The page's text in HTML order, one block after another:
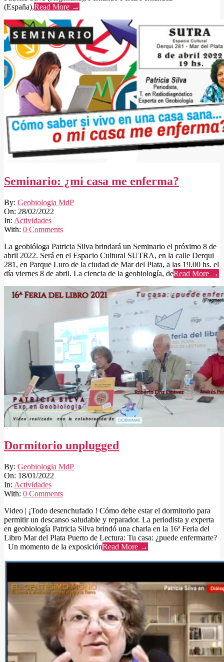
(España),Read More →
Seminario: ¿mi casa me enferma?
2022-
02-
28
By: Geobiologia MdP
On: 28/02/2022
In: Actividades
With: 0 Comments
La geobióloga Patricia Silva brindará un Seminario el próximo 8 de
abril 2022. Será en el Espacio Cultural SUTRA, en la calle Derqui
281, en Parque Luro de la ciudad de Mar del Plata, a las 19.00 hs. el
día viernes 8 de abril. La ciencia de la geobiología, deRead More →
Dormitorio unplugged
2022-
01-
18
By: Geobiologia MdP
On: 18/01/2022
In: Actividades
With: 0 Comments
Video | ¡Todo desenchufado ! Cómo debe estar el dormitorio para
permitir un descanso saludable y reparador. La periodista y experta
en geobiología Patricia Silva brindó una charla en la 16ª Feria del
Libro Mar del Plata Puerto de Lectura: Tu casa: ¿puede enfermarte?
Un momento de la exposiciónRead More →